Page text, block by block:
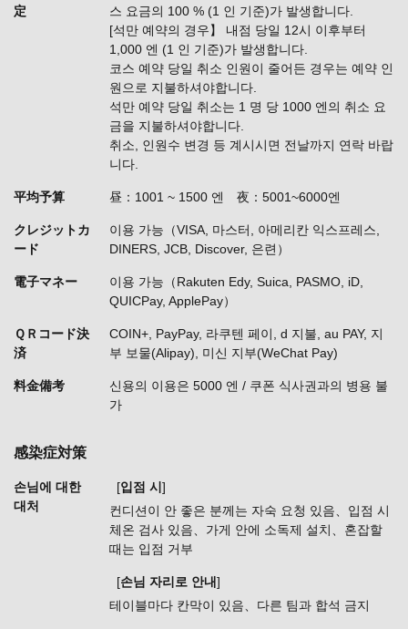
定
스 요금의 100 % (1 인 기준)가 발생합니다.
[석만 예약의 경우】 내점 당일 12시 이후부터
1,000 엔 (1 인 기준)가 발생합니다.
코스 예약 당일 취소 인원이 줄어든 경우는 예약 인
원으로 지불하셔야합니다.
석만 예약 당일 취소는 1 명 당 1000 엔의 취소 요
금을 지불하셔야합니다.
취소, 인원수 변경 등 계시시면 전날까지 연락 바랍
니다.
平均予算 昼：1001 ~ 1500 엔 夜：5001~6000엔
クレジットカ
ード
이용 가능（VISA, 마스터, 아메리칸 익스프레스,
DINERS, JCB, Discover, 은련）
電子マネー
이용 가능（Rakuten Edy, Suica, PASMO, iD,
QUICPay, ApplePay）
ＱＲコード決
済
COIN+, PayPay, 라쿠텐 페이, d 지불, au PAY, 지
부 보물(Alipay), 미신 지부(WeChat Pay)
料金備考
신용의 이용은 5000 엔 / 쿠폰 식사권과의 병용 불
가
感染症対策
손님에 대한
대처
[입점 시 ]
컨디션이 안 좋은 분께는 자숙 요청 있음
입점 시
체온 검사 있음
가게 안에 소독제 설치
혼잡할
때는 입점 거부
[손님 자리로 안내]
테이블마다 칸막이 있음
다른 팀과 합석 금지